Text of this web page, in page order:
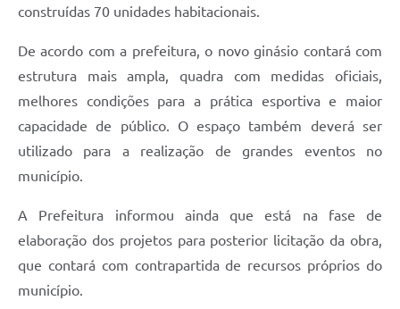
construídas 70 unidades habitacionais.
De acordo com a prefeitura, o novo ginásio contará com
estrutura mais ampla, quadra com medidas oficiais,
melhores condições para a prática esportiva e maior
capacidade de público. O espaço também deverá ser
utilizado para a realização de grandes eventos no
município.
A Prefeitura informou ainda que está na fase de
elaboração dos projetos para posterior licitação da obra,
que contará com contrapartida de recursos próprios do
município.